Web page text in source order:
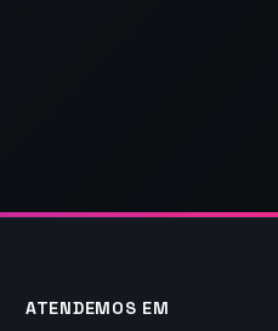
ATENDEMOS EM